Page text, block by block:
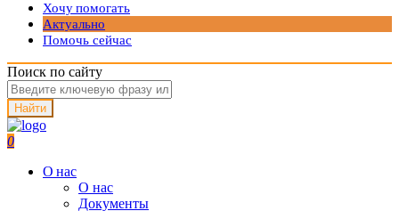
Хочу помогать
Актуально
Помочь сейчас
Поиск по сайту
Найти
0
О нас
О нас
Документы